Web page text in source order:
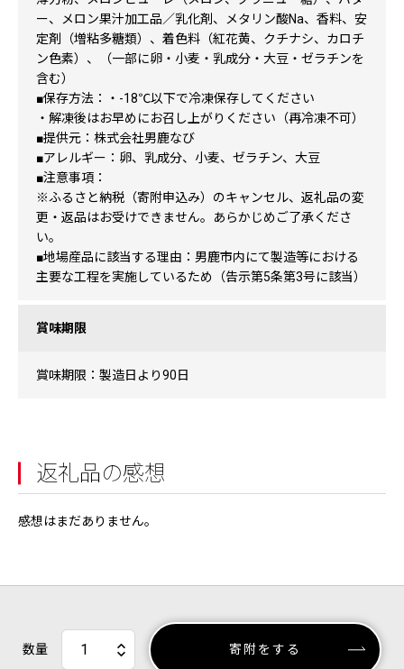
ー、メロン果汁加工品／乳化剤、メタリン酸Na、香料、安
定剤（増粘多糖類）、着色料（紅花黄、クチナシ、カロチ
ン色素）、（一部に卵・小麦・乳成分・大豆・ゼラチンを
含む）
■保存方法：・-18℃以下で冷凍保存してください
・解凍後はお早めにお召し上がりください（再冷凍不可）
■提供元：株式会社男鹿なび
■アレルギー：卵、乳成分、小麦、ゼラチン、大豆
■注意事項：
※ふるさと納税（寄附申込み）のキャンセル、返礼品の変
更・返品はお受けできません。あらかじめご了承くださ
い。
■地場産品に該当する理由：男鹿市内にて製造等における
主要な工程を実施しているため（告示第5条第3号に該当）
賞味期限
賞味期限：製造日より90日
返礼品の感想
感想はまだありません。
数量 寄附をする